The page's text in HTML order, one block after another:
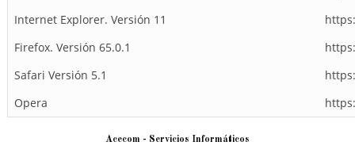
Internet Explorer. Versión 11
Firefox. Versión 65.0.1
Safari Versión 5.1
Opera
Acecom - Servicios Informáticos